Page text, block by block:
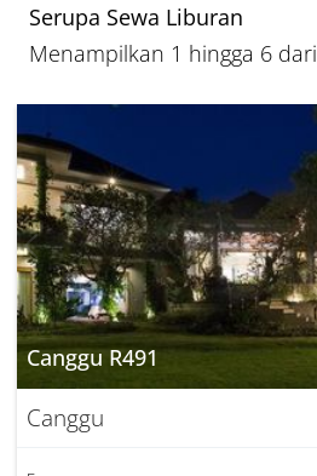
Serupa Sewa Liburan
Menampilkan 1 hingga 6
Canggu R491
Canggu